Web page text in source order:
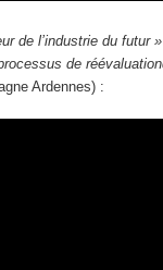
de l’industrie du futur
de
Ardennes) :